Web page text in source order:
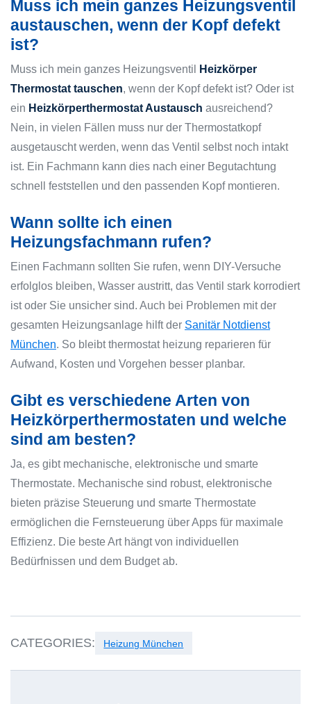
Muss ich mein ganzes Heizungsventil
austauschen, wenn der Kopf defekt
ist?
Muss ich mein ganzes Heizungsventil
Heizkörper
Thermostat tauschen, wenn der Kopf defekt ist? Oder ist
ein Heizkörperthermostat Austausch ausreichend?
Nein, in vielen Fällen muss nur der Thermostatkopf
ausgetauscht werden, wenn das Ventil selbst noch intakt
ist. Ein Fachmann kann dies nach einer Begutachtung
schnell feststellen und den passenden Kopf montieren.
Wann sollte ich einen
Heizungsfachmann rufen?
Einen Fachmann sollten Sie rufen, wenn DIY-Versuche
erfolglos bleiben, Wasser austritt, das Ventil stark korrodiert
ist oder Sie unsicher sind. Auch bei Problemen mit der
gesamten Heizungsanlage hilft der Sanitär Notdienst
München. So bleibt thermostat heizung reparieren für
Aufwand, Kosten und Vorgehen besser planbar.
Gibt es verschiedene Arten von
Heizkörperthermostaten und welche
sind am besten?
Ja, es gibt mechanische, elektronische und smarte
Thermostate. Mechanische sind robust, elektronische
bieten präzise Steuerung und smarte Thermostate
ermöglichen die Fernsteuerung über Apps für maximale
Effizienz. Die beste Art hängt von individuellen
Bedürfnissen und dem Budget ab.
CATEGORIES: Heizung München